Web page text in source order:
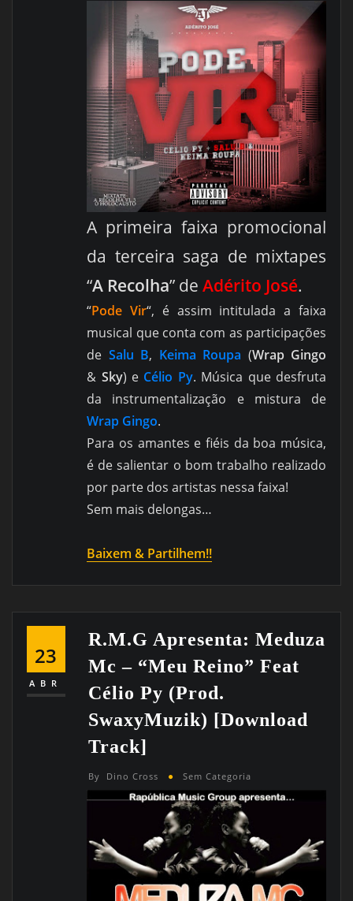
A primeira faixa promocional
da terceira saga de mixtapes
“A Recolha” deAdérito José.
“Pode Vir“, é assim intitulada a faixa
musical que conta com as participações
de Salu B, Keima Roupa (Wrap Gingo
& Sky) e Célio Py. Música que desfruta
da instrumentalização e mistura de
Wrap Gingo.
Para os amantes e fiéis da boa música,
é de salientar o bom trabalho realizado
por parte dos artistas nessa faixa!
Sem mais delongas…
Baixem & Partilhem!!
23
ABR
R.M.G Apresenta: Meduza
Mc – “Meu Reino” Feat
Célio Py (Prod.
SwaxyMuzik) [Download
Track]
By Dino Cross Sem Categoria